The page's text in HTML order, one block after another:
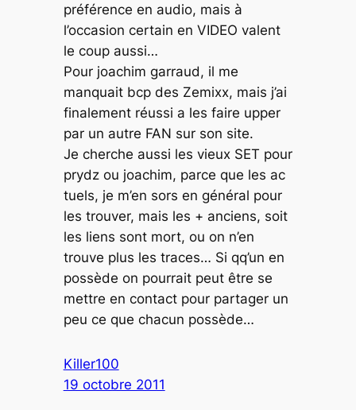
préférence en audio, mais à
l’occasion certain en VIDEO valent
le coup aussi…
Pour joachim garraud, il me
manquait bcp des Zemixx, mais j’ai
finalement réussi a les faire upper
par un autre FAN sur son site.
Je cherche aussi les vieux SET pour
prydz ou joachim, parce que les ac
tuels, je m’en sors en général pour
les trouver, mais les + anciens, soit
les liens sont mort, ou on n’en
trouve plus les traces… Si qq’un en
possède on pourrait peut être se
mettre en contact pour partager un
peu ce que chacun possède…
Killer100
19 octobre 2011